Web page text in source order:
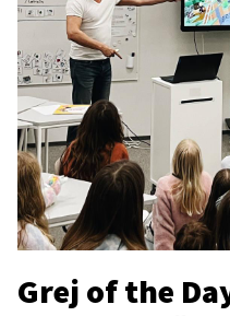
Grej of the